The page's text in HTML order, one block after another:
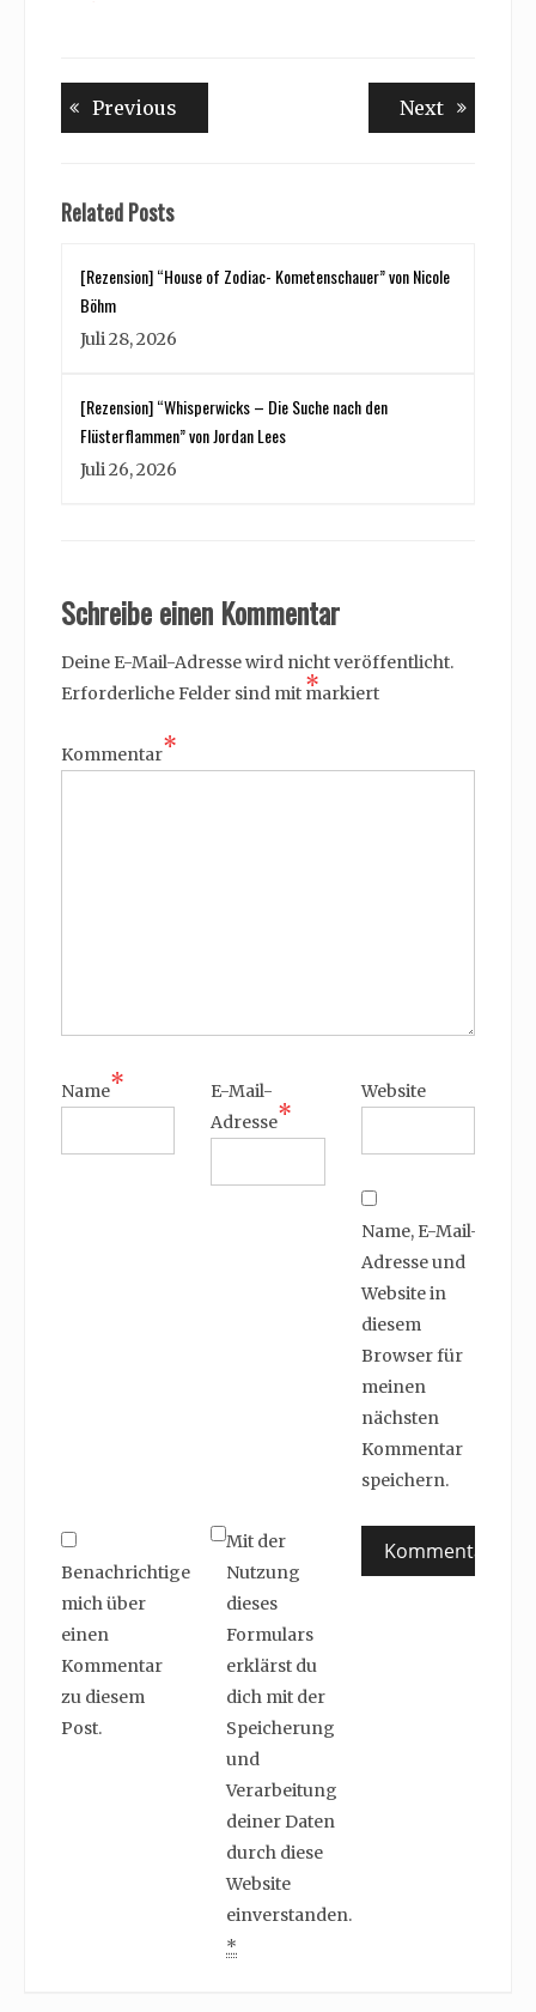
Beitragsnavigation
Previous NextNext
Related Posts
[Rezension] “House of Zodiac- Kometenschauer” von Nicole
Böhm
Juli 28, 2026
[Rezension] “Whisperwicks – Die Suche nach den
Flüsterflammen” von Jordan Lees
Juli 26, 2026
Schreibe einen Kommentar
Deine E-Mail-Adresse wird nicht veröffentlicht.
Erforderliche Felder sind mit *
markiert
Kommentar*
Name*
E-Mail-
Adresse*
Website
Name, E-Mail-
Adresse und
Website in
diesem
Browser für
meinen
nächsten
Kommentar
speichern.
Benachrichtige
mich über
einen
Kommentar
zu diesem
Post.
Mit der
Nutzung
dieses
Formulars
erklärst du
dich mit der
Speicherung
und
Verarbeitung
deiner Daten
durch diese
Website
einverstanden.
*